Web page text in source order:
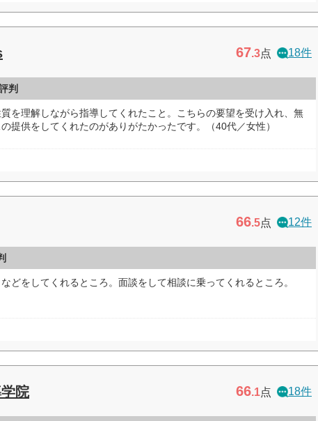
67.3点 18件
判
を理解しながら指導してくれたこと。こちらの要望を受け入れ、無
提供をしてくれたのがありがたかったです。（40代／女性）
66.5点 12件
どをしてくれるところ。面談をして相談に乗ってくれるところ。
院 66.1点 18件